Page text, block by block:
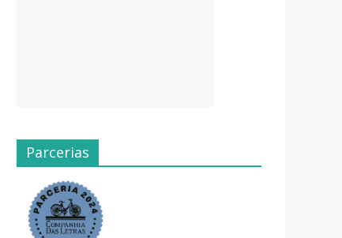
Parcerias